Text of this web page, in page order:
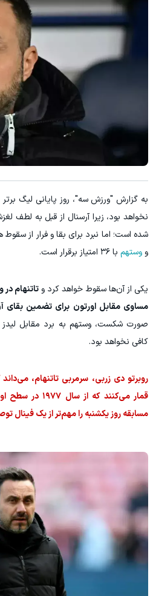
به گزارش "ورزش سه"، روز پایانی لیگ
نخواهد بود، زیرا آرسنال از قبل به لطف
شده است؛ اما نبرد برای بقا و فرار از
و وستهم با ۳۶ امتیاز برقرار است.
یکی از آن‌ها سقوط خواهد کرد و تاتنهام
مساوی مقابل اورتون برای تضمین بقای
صورت شکست، وستهم به برد مقابل لیدز
کافی نخواهد بود.
روبرتو دی زربی، سرمربی تاتنهام،
قمار می‌کنند که
مسابقه روز یکشنبه را مهم‌تر از یک فینال